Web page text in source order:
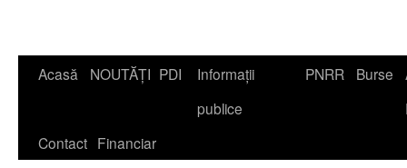
Acasă NOUTĂȚI PDI
Informații
publice
PNRR Burse
Contact Financiar